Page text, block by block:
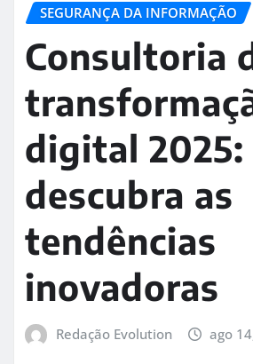
SEGURANÇA DA INFORMAÇÃO
Consultoria
digital 2025:
descubra as
tendências
inovadoras
Redação Evolution ago